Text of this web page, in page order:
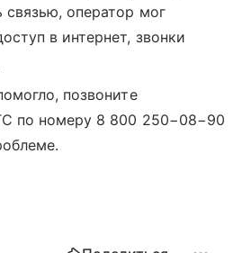
связью, оператор мог
в интернет, звонки
позвоните
по номеру 8 800 250−08−90